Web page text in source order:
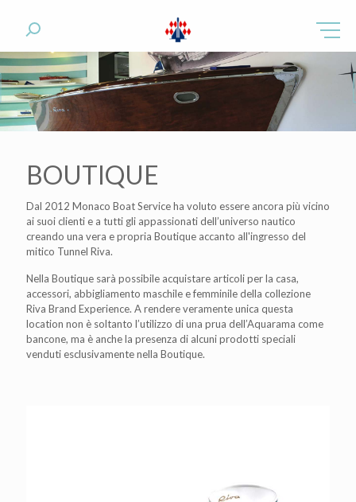
BOUTIQUE
Dal 2012 Monaco Boat Service ha voluto essere ancora più vicino
ai suoi clienti e a tutti gli appassionati dell’universo nautico
creando una vera e propria Boutique accanto all'ingresso del
mitico Tunnel Riva.
Nella Boutique sarà possibile acquistare articoli per la casa,
accessori, abbigliamento maschile e femminile della collezione
Riva Brand Experience. A rendere veramente unica questa
location non è soltanto l’utilizzo di una prua dell’Aquarama come
bancone, ma è anche la presenza di alcuni prodotti speciali
venduti esclusivamente nella Boutique.